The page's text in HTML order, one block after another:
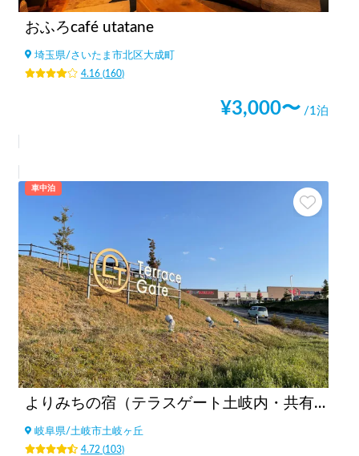
おふろcafé utatane
埼玉県/さいたま市北区大成町
4.16(160)
¥3,000〜 /1泊
車中泊
よりみちの宿（テラスゲート土岐内・共有駐車場） 🚙 C/I 15:00～ 🚙 C/O ～11:00 🚙
岐阜県/土岐市土岐ヶ丘
4.72(103)